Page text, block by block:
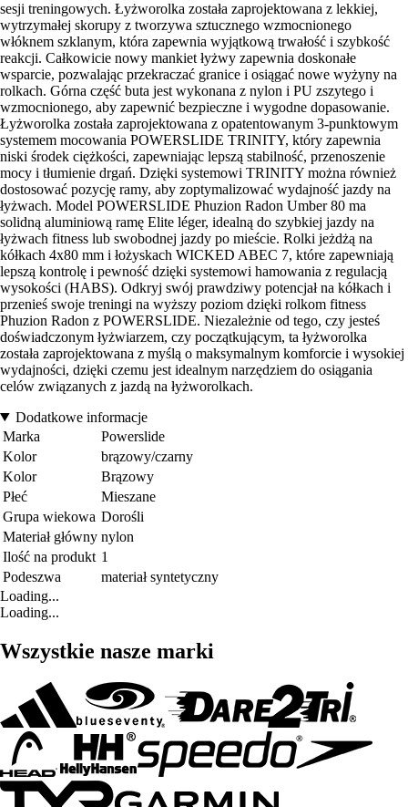
sesji treningowych. Łyżworolka została zaprojektowana z lekkiej,
wytrzymałej skorupy z tworzywa sztucznego wzmocnionego
włóknem szklanym, która zapewnia wyjątkową trwałość i szybkość
reakcji. Całkowicie nowy mankiet łyżwy zapewnia doskonałe
wsparcie, pozwalając przekraczać granice i osiągać nowe wyżyny na
rolkach. Górna część buta jest wykonana z nylon i PU zszytego i
wzmocnionego, aby zapewnić bezpieczne i wygodne dopasowanie.
Łyżworolka została zaprojektowana z opatentowanym 3-punktowym
systemem mocowania POWERSLIDE TRINITY, który zapewnia
niski środek ciężkości, zapewniając lepszą stabilność, przenoszenie
mocy i tłumienie drgań. Dzięki systemowi TRINITY można również
dostosować pozycję ramy, aby zoptymalizować wydajność jazdy na
łyżwach. Model POWERSLIDE Phuzion Radon Umber 80 ma
solidną aluminiową ramę Elite léger, idealną do szybkiej jazdy na
łyżwach fitness lub swobodnej jazdy po mieście. Rolki jeżdżą na
kółkach 4x80 mm i łożyskach WICKED ABEC 7, które zapewniają
lepszą kontrolę i pewność dzięki systemowi hamowania z regulacją
wysokości (HABS). Odkryj swój prawdziwy potencjał na kółkach i
przenieś swoje treningi na wyższy poziom dzięki rolkom fitness
Phuzion Radon z POWERSLIDE. Niezależnie od tego, czy jesteś
doświadczonym łyżwiarzem, czy początkującym, ta łyżworolka
została zaprojektowana z myślą o maksymalnym komforcie i wysokiej
wydajności, dzięki czemu jest idealnym narzędziem do osiągania
celów związanych z jazdą na łyżworolkach.
Dodatkowe informacje
Marka
Powerslide
Kolor
brązowy/czarny
Kolor
Brązowy
Płeć
Mieszane
Grupa wiekowa Dorośli
Materiał główny nylon
Ilość na produkt 1
Podeszwa
materiał syntetyczny
Loading...
Loading...
Wszystkie nasze marki